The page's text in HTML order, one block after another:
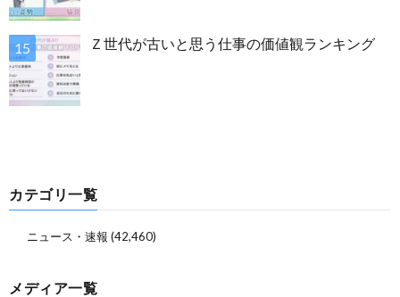
Ｚ世代が古いと思う仕事の価値観ランキング
カテゴリ一覧
ニュース・速報 (42,460)
メディア一覧